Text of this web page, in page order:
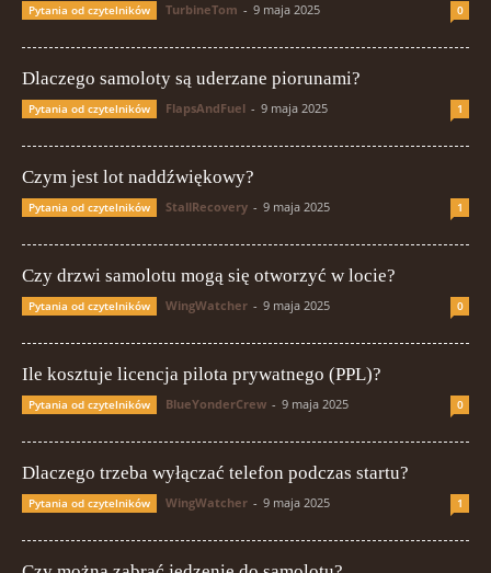
Pytania od czytelników TurbineTom - 9 maja 2025 0
Dlaczego samoloty są uderzane piorunami?
Pytania od czytelników FlapsAndFuel - 9 maja 2025 1
Czym jest lot naddźwiękowy?
Pytania od czytelników StallRecovery - 9 maja 2025 1
Czy drzwi samolotu mogą się otworzyć w locie?
Pytania od czytelników WingWatcher - 9 maja 2025 0
Ile kosztuje licencja pilota prywatnego (PPL)?
Pytania od czytelników BlueYonderCrew - 9 maja 2025 0
Dlaczego trzeba wyłączać telefon podczas startu?
Pytania od czytelników WingWatcher - 9 maja 2025 1